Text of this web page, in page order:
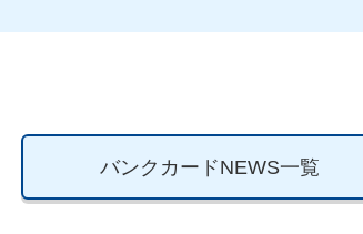
バンクカードNEWS一覧